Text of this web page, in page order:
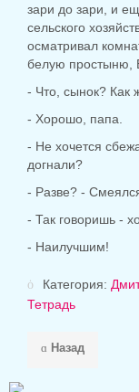
зари до зари, и
сельского
осматривал
белую простыню,
- Что, сынок? Как
- Хорошо, папа.
- Не хочется
догнали?
- Разве? -
- Так говоришь -
- Наилучшим!
Категория:
Тетрадь
Назад